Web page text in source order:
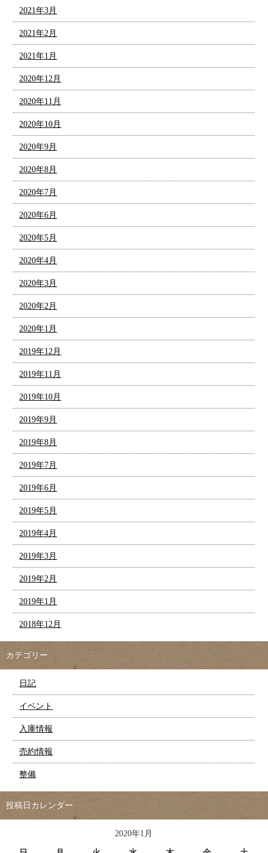
2021年3月
2021年2月
2021年1月
2020年12月
2020年11月
2020年10月
2020年9月
2020年8月
2020年7月
2020年6月
2020年5月
2020年4月
2020年3月
2020年2月
2020年1月
2019年12月
2019年11月
2019年10月
2019年9月
2019年8月
2019年7月
2019年6月
2019年5月
2019年4月
2019年3月
2019年2月
2019年1月
2018年12月
カテゴリー
日記
イベント
入庫情報
売約情報
整備
投稿日カレンダー
2020年1月